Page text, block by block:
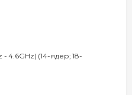
- 4.6GHz) (14-ядер; 18-